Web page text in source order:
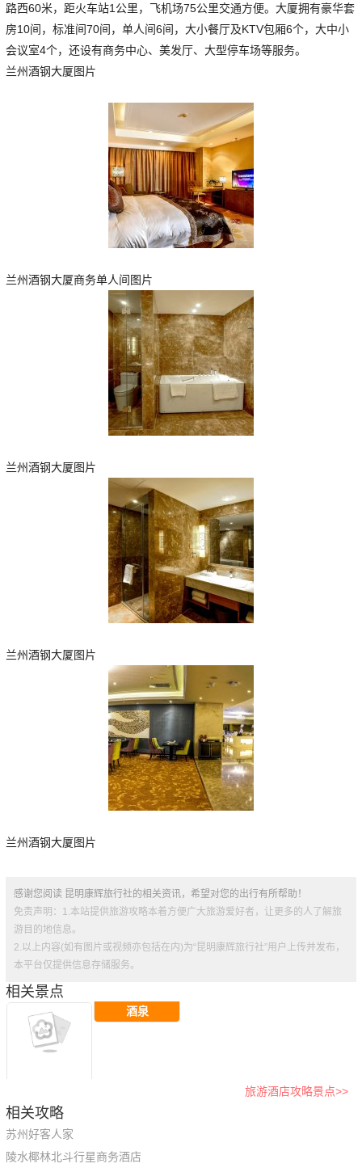
路西60米，距火车站1公里，飞机场75公里交通方便。大厦拥有豪华套
房10间，标准间70间，单人间6间，大小餐厅及KTV包厢6个，大中小
会议室4个，还设有商务中心、美发厅、大型停车场等服务。
兰州酒钢大厦图片
兰州酒钢大厦商务单人间图片
兰州酒钢大厦图片
兰州酒钢大厦图片
兰州酒钢大厦图片
感谢您阅读 昆明康辉旅行社的相关资讯，希望对您的出行有所帮助！
免责声明：1.本站提供旅游攻略本着方便广大旅游爱好者，让更多的人了解旅
游目的地信息。
2.以上内容(如有图片或视频亦包括在内)为“昆明康辉旅行社”用户上传并发布，
本平台仅提供信息存储服务。
相关景点
酒泉
旅游酒店攻略景点>>
相关攻略
苏州好客人家
陵水椰林北斗行星商务酒店